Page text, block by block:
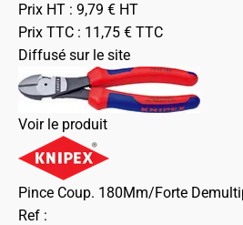
Prix HT : 9,79 € HT
Prix TTC : 11,75 € TTC
Diffusé sur le site
Voir le produit
Pince Coup. 180Mm/Forte
Ref :